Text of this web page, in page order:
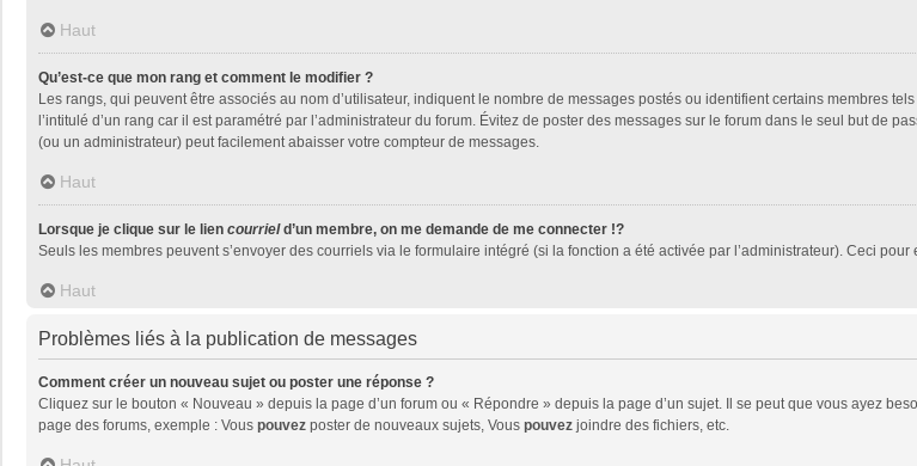
Haut
Qu’est-ce que mon rang et comment le modifier ?
Les rangs, qui peuvent être associés au nom d’utilisateur, indiquent le nombre de messages postés ou identifient certains membres
l’intitulé d’un rang car il est paramétré par l’administrateur du forum. Évitez de poster des messages sur le forum dans le seul but de
(ou un administrateur) peut facilement abaisser votre compteur de messages.
Haut
Lorsque je clique sur le lien courrield’un membre, on me demande de me connecter !?
Seuls les membres peuvent s’envoyer des courriels via le formulaire intégré (si la fonction a été activée par l’administrateur). Ceci
Haut
Problèmes liés à la publication de messages
Comment créer un nouveau sujet ou poster une réponse ?
Cliquez sur le bouton « Nouveau » depuis la page d’un forum ou « Répondre » depuis la page d’un sujet. Il se peut que vous ayez
page des forums, exemple : Vous pouvez poster de nouveaux sujets, Vous pouvez joindre des fichiers, etc.